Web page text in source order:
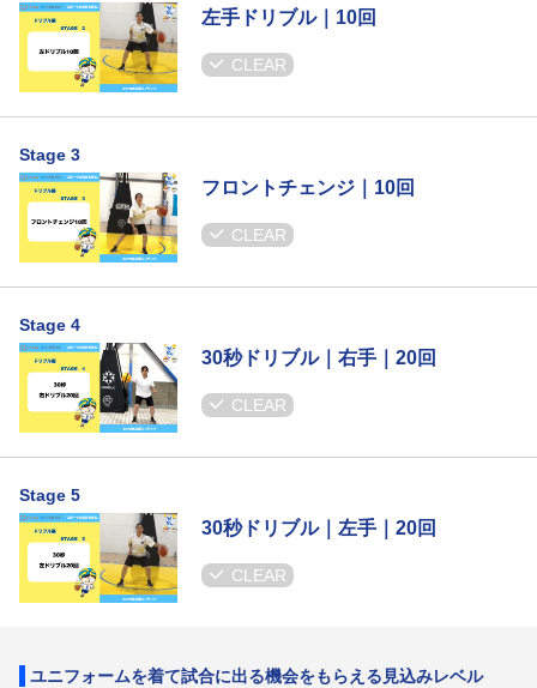
左手ドリブル｜10回
CLEAR
Stage 3
フロントチェンジ｜10回
CLEAR
Stage 4
30秒ドリブル｜右手｜20回
CLEAR
Stage 5
30秒ドリブル｜左手｜20回
CLEAR
ユニフォームを着て試合に出る機会をもらえる見込みレベル